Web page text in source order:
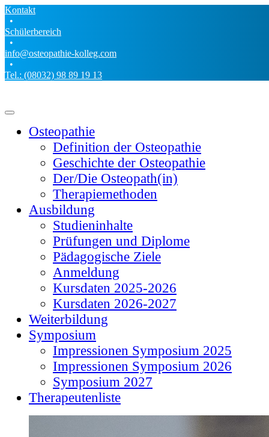
Kontakt
•
Schülerbereich
•
info@osteopathie-kolleg.com
•
Tel.: (08032) 98 89 19 13
Osteopathie
Definition der Osteopathie
Geschichte der Osteopathie
Der/Die Osteopath(in)
Therapiemethoden
Ausbildung
Studieninhalte
Prüfungen und Diplome
Pädagogische Ziele
Anmeldung
Kursdaten 2025-2026
Kursdaten 2026-2027
Weiterbildung
Symposium
Impressionen Symposium 2025
Impressionen Symposium 2026
Symposium 2027
Therapeutenliste